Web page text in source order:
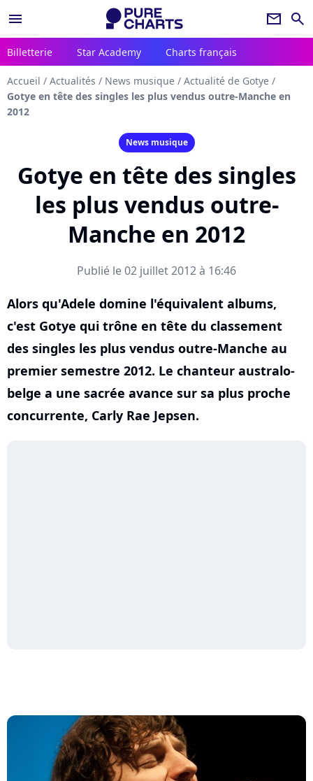
menu newsletter search
Billetterie Star Academy Charts français
Accueil / Actualités / News musique / Actualité de Gotye /
Gotye en tête des singles les plus vendus outre-Manche en
2012
News musique
Gotye en tête des singles
les plus vendus outre-
Manche en 2012
Publié le 02 juillet 2012 à 16:46
Alors qu'Adele domine l'équivalent albums,
c'est Gotye qui trône en tête du classement
des singles les plus vendus outre-Manche au
premier semestre 2012. Le chanteur australo-
belge a une sacrée avance sur sa plus proche
concurrente, Carly Rae Jepsen.